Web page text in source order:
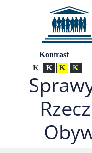
Przejdź do menu
Przejdź do treści (nacisnij
Przejdź do mapy serwisu
UstawieniaKontrast
Kontrast normalny
Kontrast biały
Kontrast